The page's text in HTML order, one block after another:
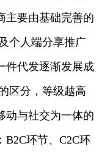
主要由基础完善的
个人端分享推广
件代发逐渐发展成
区分，等级越高
动与社交为一体的
B2C环节、C2C环